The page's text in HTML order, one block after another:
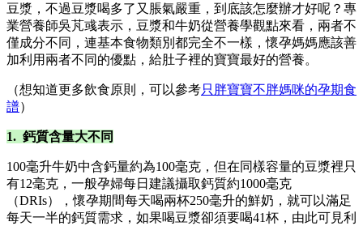
豆漿，不過豆漿喝多了又脹氣嚴重，到底該怎麼辦才好呢？專
業營養師吳芃彧表示，豆漿和牛奶從營養學觀點來看，兩者不
僅成分不同，連基本食物類別都完全不一樣，懷孕媽媽應該善
加利用兩者不同的優點，給肚子裡的寶寶最好的營養。
（想知道更多飲食原則，可以參考只胖寶寶不胖媽咪的孕期食
譜）
1. 鈣質含量大不同
100毫升牛奶中含鈣量約為100毫克，但在同樣容量的豆漿裡只
有12毫克，一般孕婦每日建議攝取鈣質約1000毫克
（DRIs），懷孕期間每天喝兩杯250毫升的鮮奶，就可以滿足
每天一半的鈣質需求，如果喝豆漿卻須要喝41杯，由此可見利